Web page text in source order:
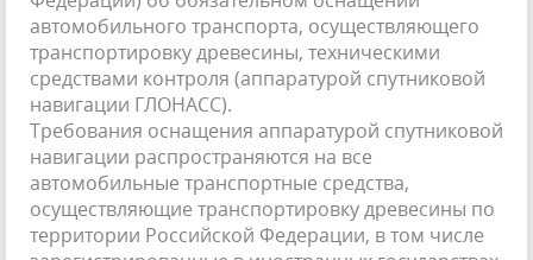
автомобильного транспорта, осуществляющего
транспортировку древесины, техническими
средствами контроля (аппаратурой спутниковой
навигации ГЛОНАСС).
Требования оснащения аппаратурой спутниковой
навигации распространяются на все
автомобильные транспортные средства,
осуществляющие транспортировку древесины по
территории Российской Федерации, в том числе